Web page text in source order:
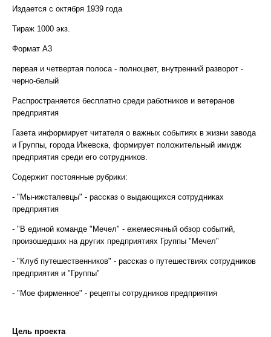
Издается с октября 1939 года
Тираж 1000 экз.
Формат А3
первая и четвертая полоса - полноцвет, внутренний разворот -
черно-белый
Распространяется бесплатно среди работников и ветеранов
предприятия
Газета информирует читателя о важных событиях в жизни завода
и Группы, города Ижевска, формирует положительный имидж
предприятия среди его сотрудников.
Содержит постоянные рубрики:
- "Мы-ижсталевцы" - рассказ о выдающихся сотрудниках
предприятия
- "В единой команде "Мечел" - ежемесячный обзор событий,
произошедших на других предприятиях Группы "Мечел"
- "Клуб путешественников" - рассказ о путешествиях сотрудников
предприятия и "Группы"
- "Мое фирменное" - рецепты сотрудников предприятия
Цель проекта